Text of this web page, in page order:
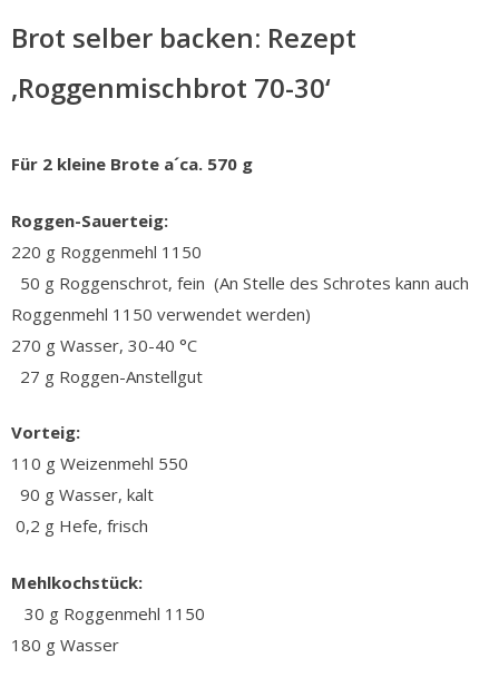
Brot selber backen: Rezept
‚Roggenmischbrot 70-30‘
Für 2 kleine Brote a´ca. 570 g
Roggen-Sauerteig:
220 g Roggenmehl 1150
50 g Roggenschrot, fein (An Stelle des Schrotes kann auch
Roggenmehl 1150 verwendet werden)
270 g Wasser, 30-40 °C
27 g Roggen-Anstellgut
Vorteig:
110 g Weizenmehl 550
90 g Wasser, kalt
0,2 g Hefe, frisch
Mehlkochstück:
30 g Roggenmehl 1150
180 g Wasser